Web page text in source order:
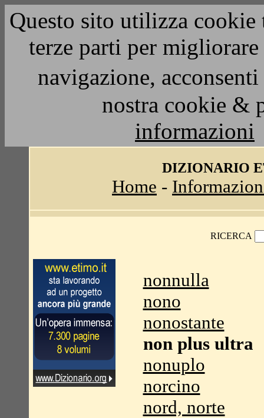
Questo sito utilizza
terze parti per
navigazione,
nostra cookie &
informazioni
DIZIONARIO
Home -
RICERCA
nonnulla
nono
nonostante
non plus ultra
nonuplo
norcino
nord, norte